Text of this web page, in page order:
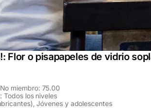
Flor o pisapapeles de vidrio
miembro: 75.00
Todos los niveles
Jóvenes y adolescentes